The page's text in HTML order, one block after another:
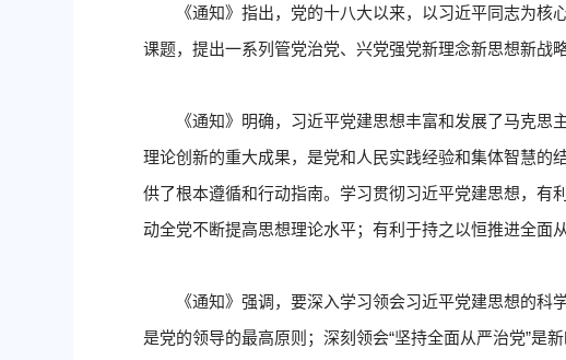
《通知》指出，党的十八大以来，以习近平同志为
课题，提出一系列管党治党、兴党强党新理念新思想新战
《通知》明确，习近平党建思想丰富和发展了马克
理论创新的重大成果，是党和人民实践经验和集体智慧的
供了根本遵循和行动指南。学习贯彻习近平党建思想，有
动全党不断提高思想理论水平；有利于持之以恒推进全面
《通知》强调，要深入学习领会习近平党建思想的科
是党的领导的最高原则；深刻领会“坚持全面从严治党”是